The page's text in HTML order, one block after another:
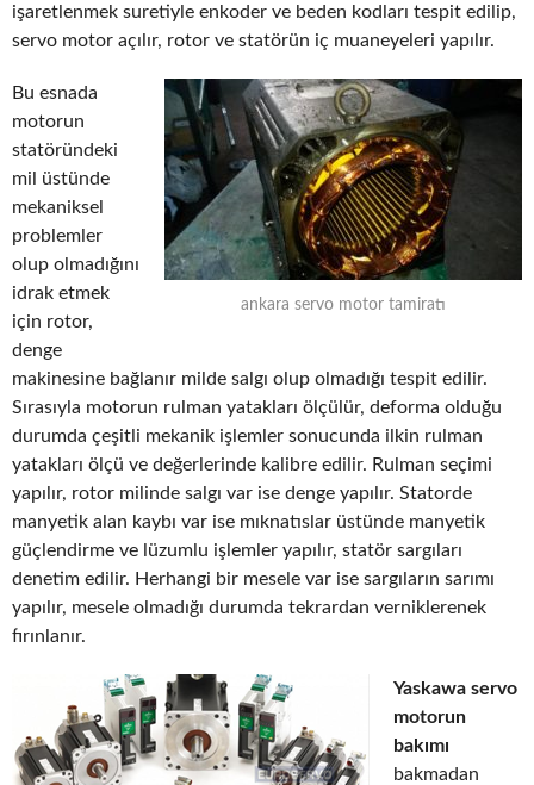
işaretlenmek suretiyle enkoder ve beden kodları tespit edilip,
servo motor açılır, rotor ve statörün iç muaneyeleri yapılır.
ankara servo motor tamiratı
Bu esnada
motorun
statöründeki
mil üstünde
mekaniksel
problemler
olup olmadığını
idrak etmek
için rotor,
denge
makinesine bağlanır milde salgı olup olmadığı tespit edilir.
Sırasıyla motorun rulman yatakları ölçülür, deforma olduğu
durumda çeşitli mekanik işlemler sonucunda ilkin rulman
yatakları ölçü ve değerlerinde kalibre edilir. Rulman seçimi
yapılır, rotor milinde salgı var ise denge yapılır. Statorde
manyetik alan kaybı var ise mıknatıslar üstünde manyetik
güçlendirme ve lüzumlu işlemler yapılır, statör sargıları
denetim edilir. Herhangi bir mesele var ise sargıların sarımı
yapılır, mesele olmadığı durumda tekrardan verniklerenek
fırınlanır.
Yaskawa servo
motorun
bakımı
bakmadan